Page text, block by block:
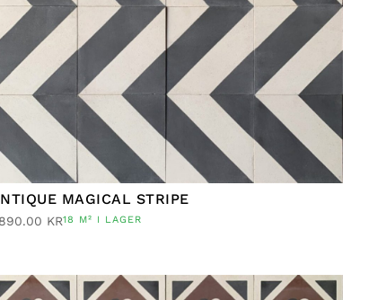
MAGICAL STRIPE
KR18 M² I LAGER